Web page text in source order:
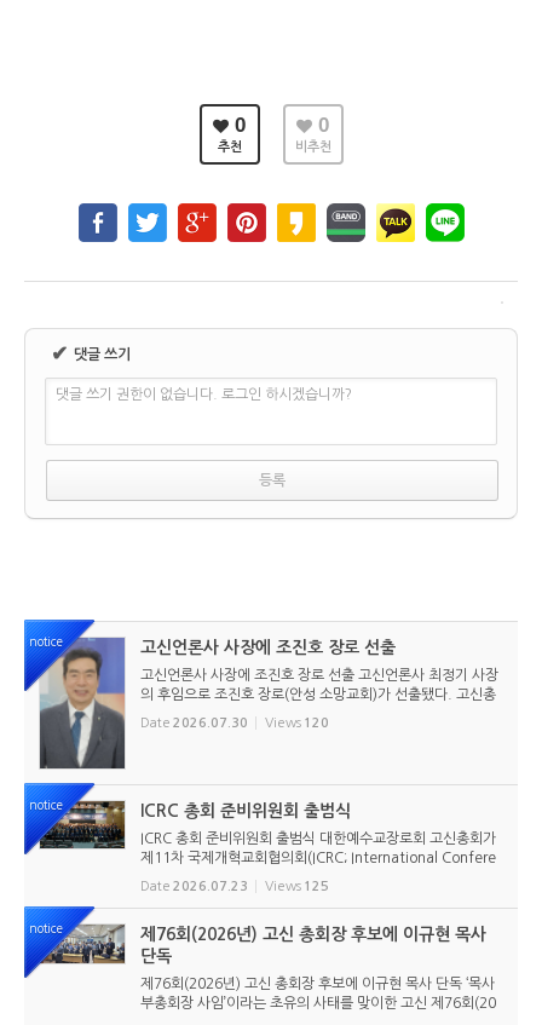
0
추천
0
비추천
✔ 댓글 쓰기
댓글 쓰기 권한이 없습니다. 로그인 하시겠습니까?
notice 고신언론사 사장에 조진호 장로 선출
고신언론사 사장에 조진호 장로 선출 고신언론사 최정기 사장
의 후임으로 조진호 장로(안성 소망교회)가 선출됐다. 고신총
회 유지재단 이사회는 2026년 7월 30일(목) 오전 11시 고신
총회회관 3층에서 임시이사회를 열고, 조진호 장로를 차기 사
Date 2026.07.30 Views 120
notice ICRC 총회 준비위원회 출범식
ICRC 총회 준비위원회 출범식 대한예수교장로회 고신총회가
제11차 국제개혁교회협의회(ICRC; International Confere
nce of Reformed Churches) 총회를 앞두고 본격적인 준비
에 들어갔다. 2026년 7월 20일 서울 남서울교회에서 ‘ICRC
Date 2026.07.23 Views 125
notice
제76회(2026년) 고신 총회장 후보에 이규현 목사
단독
제76회(2026년) 고신 총회장 후보에 이규현 목사 단독 ‘목사
부총회장 사임’이라는 초유의 사태를 맞이한 고신 제76회(20